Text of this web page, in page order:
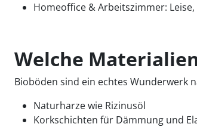
Homeoffice & Arbeitszimmer:
Welche
Bioböden sind ein echtes Wunderwerk
Naturharze wie Rizinusöl
Korkschichten für Dämmung und